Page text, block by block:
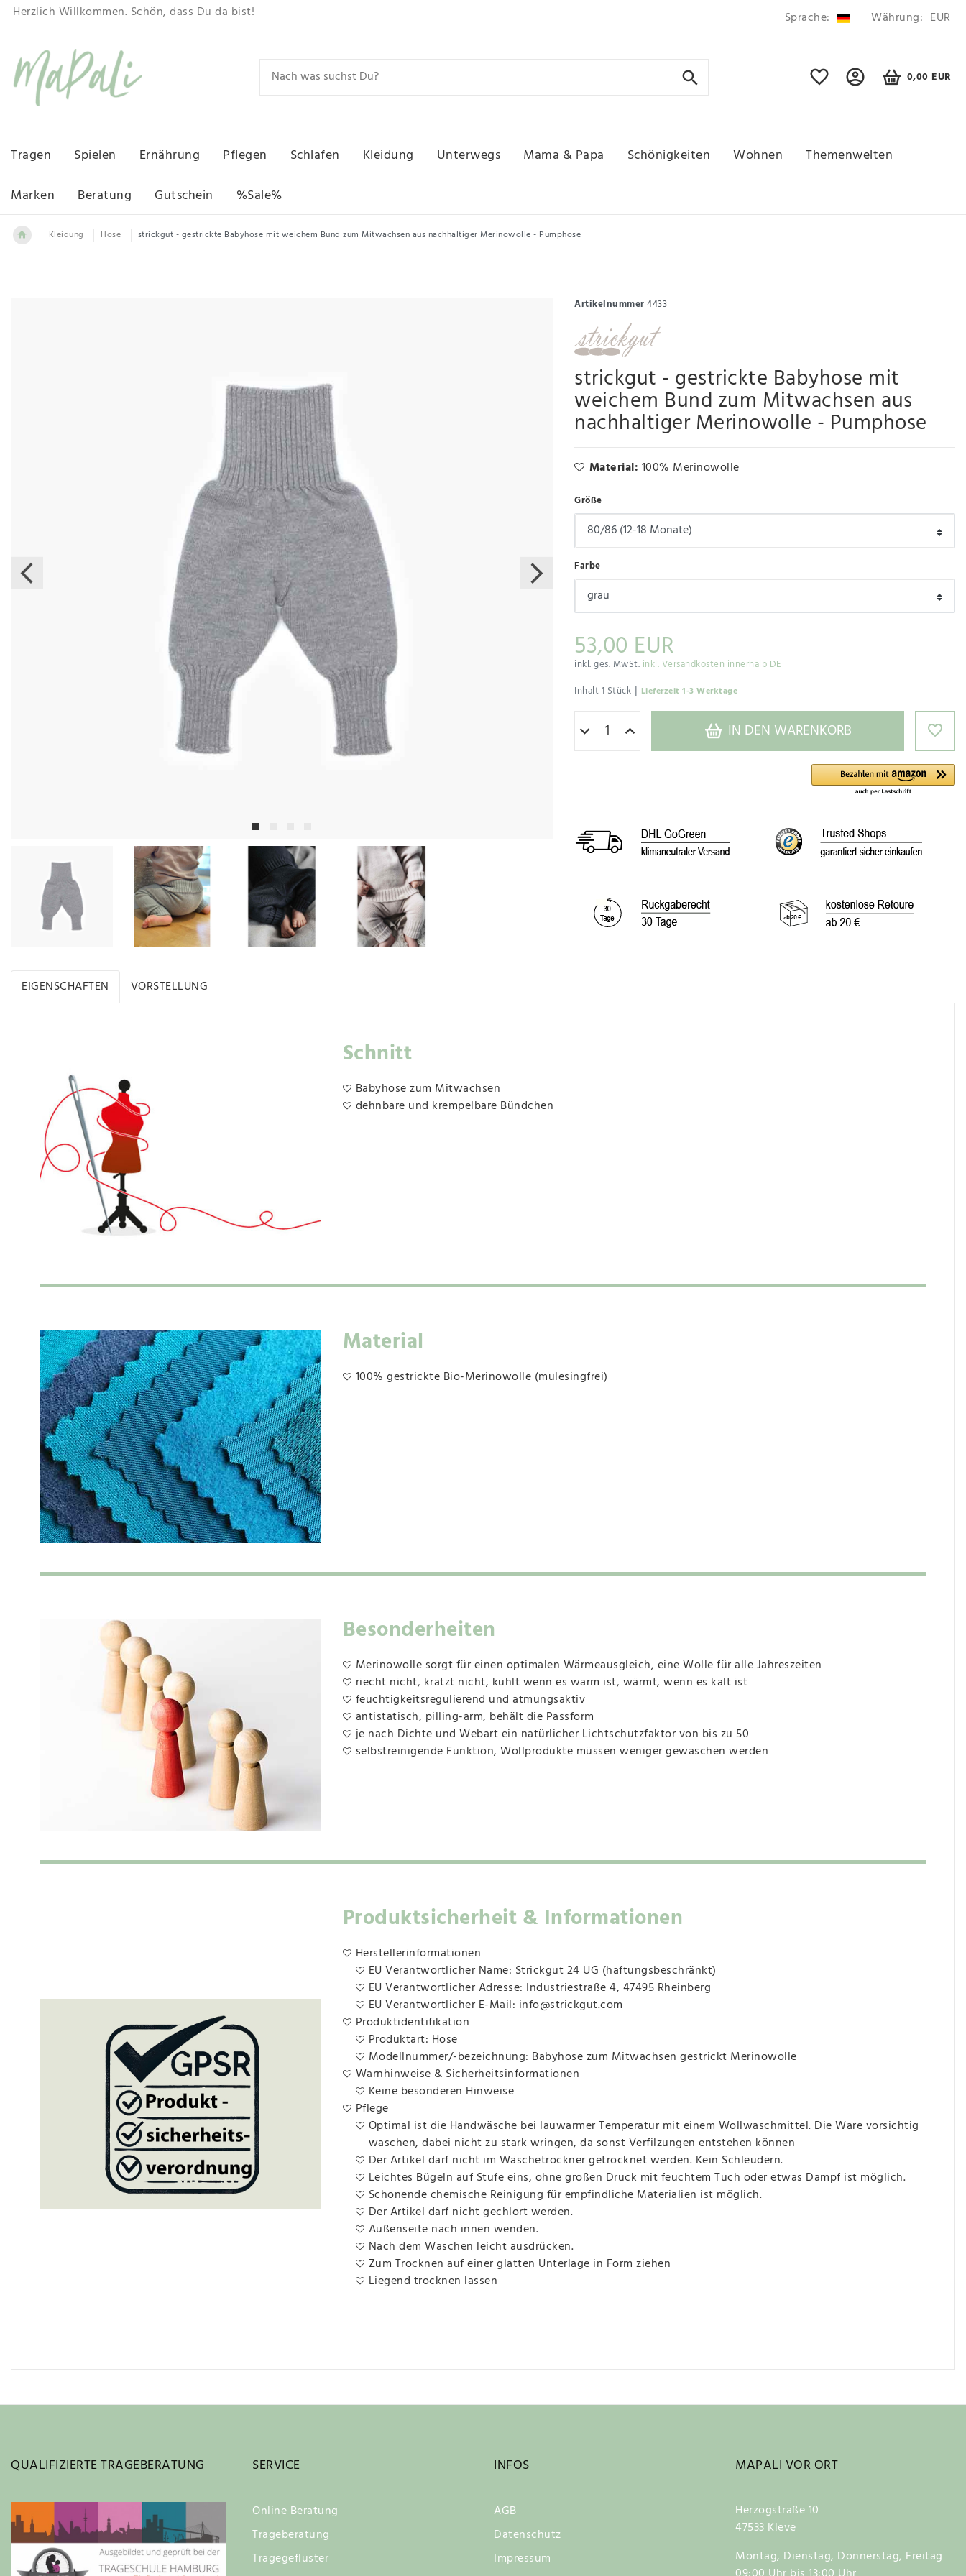
Herzlich Willkommen. Schön, dass Du da bist! Sprache: Währung: EUR
0,00 EUR
Tragen Spielen Ernährung Pflegen Schlafen Kleidung Unterwegs Mama & Papa Schönigkeiten Wohnen
Themenwelten
Marken
Beratung Gutschein %Sale%
Kleidung Hose strickgut - gestrickte Babyhose mit weichem Bund zum Mitwachsen aus nachhaltiger Merinowolle - Pumphose
Artikelnummer4433
strickgut - gestrickte Babyhose mit
weichem Bund zum Mitwachsen aus
nachhaltiger Merinowolle - Pumphose
Material: 100% Merinowolle
Größe
Farbe
53,00 EUR
inkl. ges. MwSt. inkl. Versandkosten innerhalb DE
Inhalt1 Stück | Lieferzeit 1-3 Werktage
IN DEN WARENKORB
EIGENSCHAFTEN VORSTELLUNG
Schnitt
Babyhose zum Mitwachsen
dehnbare und krempelbare Bündchen
Material
100% gestrickte Bio-Merinowolle (mulesingfrei)
Besonderheiten
Merinowolle sorgt für einen optimalen Wärmeausgleich, eine Wolle für alle Jahreszeiten
riecht nicht, kratzt nicht, kühlt wenn es warm ist, wärmt, wenn es kalt ist
feuchtigkeitsregulierend und atmungsaktiv
antistatisch, pilling-arm, behält die Passform
je nach Dichte und Webart ein natürlicher Lichtschutzfaktor von bis zu 50
selbstreinigende Funktion, Wollprodukte müssen weniger gewaschen werden
Produktsicherheit & Informationen
Herstellerinformationen
EU Verantwortlicher Name: Strickgut 24 UG (haftungsbeschränkt)
EU Verantwortlicher Adresse: Industriestraße 4, 47495 Rheinberg
EU Verantwortlicher E-Mail: info@strickgut.com
Produktidentifikation
Produktart: Hose
Modellnummer/-bezeichnung: Babyhose zum Mitwachsen gestrickt Merinowolle
Warnhinweise & Sicherheitsinformationen
Keine besonderen Hinweise
Pflege
Optimal ist die Handwäsche bei lauwarmer Temperatur mit einem Wollwaschmittel. Die Ware vorsichtig
waschen, dabei nicht zu stark wringen, da sonst Verfilzungen entstehen können
Der Artikel darf nicht im Wäschetrockner getrocknet werden. Kein Schleudern.
Leichtes Bügeln auf Stufe eins, ohne großen Druck mit feuchtem Tuch oder etwas Dampf ist möglich.
Schonende chemische Reinigung für empfindliche Materialien ist möglich.
Der Artikel darf nicht gechlort werden.
Außenseite nach innen wenden.
Nach dem Waschen leicht ausdrücken.
Zum Trocknen auf einer glatten Unterlage in Form ziehen
Liegend trocknen lassen
QUALIFIZIERTE TRAGEBERATUNG SERVICE
Online Beratung
Trageberatung
Tragegeflüster
INFOS
AGB
Datenschutz
Impressum
MAPALI VOR ORT
Herzogstraße 10
47533 Kleve
Montag, Dienstag, Donnerstag, Freitag